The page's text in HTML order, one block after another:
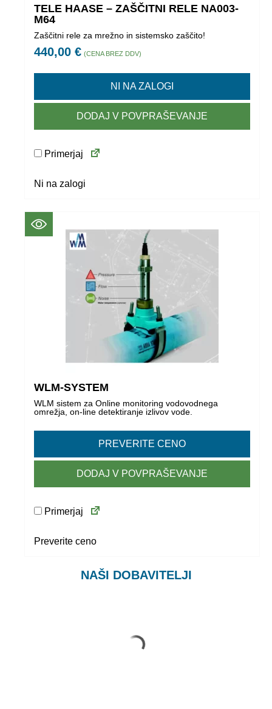
TELE HAASE – ZAŠČITNI RELE NA003-
M64
Zaščitni rele za mrežno in sistemsko zaščito!
440,00 € (CENA BREZ DDV)
NI NA ZALOGI
DODAJ V POVPRAŠEVANJE
Primerjaj
Ni na zalogi
WLM-SYSTEM
WLM sistem za Online monitoring vodovodnega
omrežja, on-line detektiranje izlivov vode.
PREVERITE CENO
DODAJ V POVPRAŠEVANJE
Primerjaj
Preverite ceno
NAŠI DOBAVITELJI